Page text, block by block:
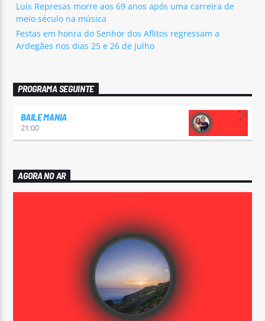
Luís Represas morre aos 69 anos após uma carreira de
meio século na música
Festas em honra do Senhor dos Aflitos regressam a
Ardegães nos dias 25 e 26 de julho
PROGRAMA SEGUINTE
BAILE MANIA
21:00
AGORA NO AR